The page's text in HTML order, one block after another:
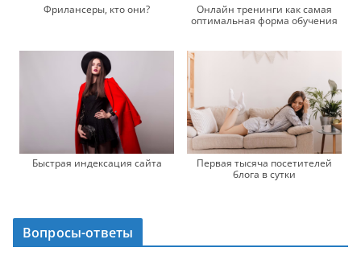
Фрилансеры, кто они?
Онлайн тренинги как самая
оптимальная форма обучения
Быстрая индексация сайта
Первая тысяча посетителей
блога в сутки
Вопросы-ответы